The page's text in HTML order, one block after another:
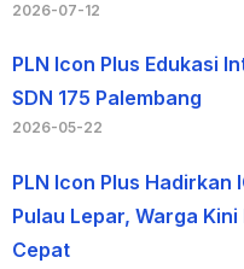
2026-07-12
PLN Icon Plus Edukasi
SDN 175 Palembang
2026-05-22
PLN Icon Plus Hadirkan
Pulau Lepar, Warga
Cepat